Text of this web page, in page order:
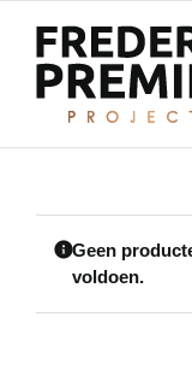
inhoud
Geen
voldoen.